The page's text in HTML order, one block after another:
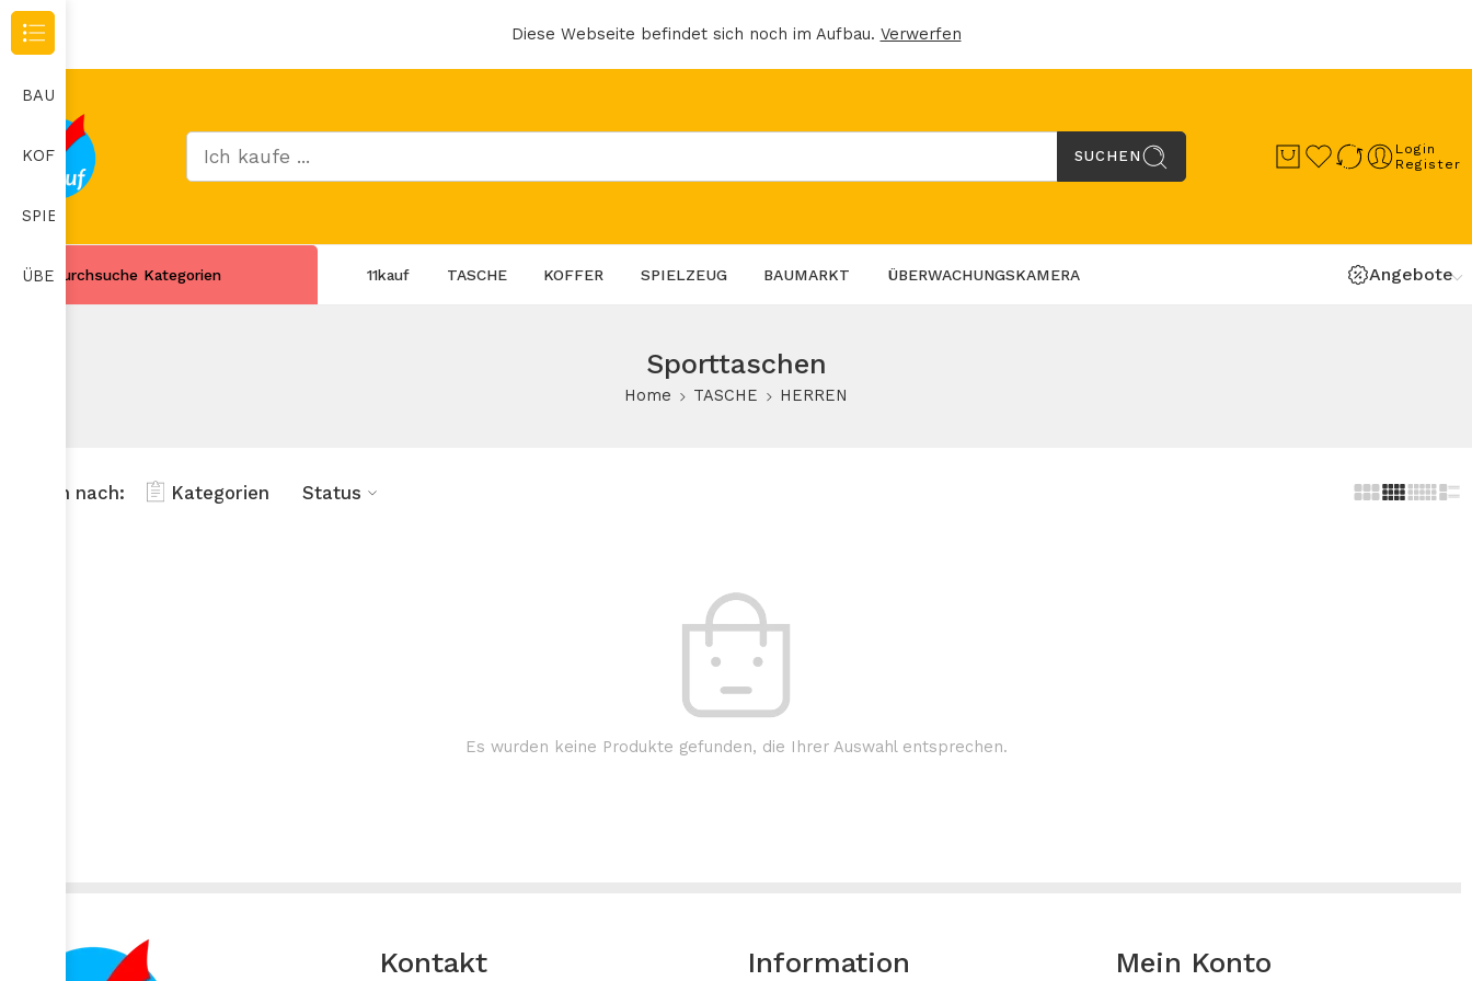
Diese Webseite befindet sich noch im Aufbau. Verwerfen
SUCHEN
Login
Register
Durchsuche Kategorien 11kauf TASCHE KOFFER SPIELZEUG BAUMARKT ÜBERWACHUNGSKAMERA Angebote
Sporttaschen
Home TASCHE HERREN
Filtern nach: Kategorien Status
Es wurden keine Produkte gefunden, die Ihrer Auswahl entsprechen.
Kontakt Information Mein Konto
BAUMARKT
KOFFER
SPIELZEUG
ÜBERWACHUNGSKAMERA